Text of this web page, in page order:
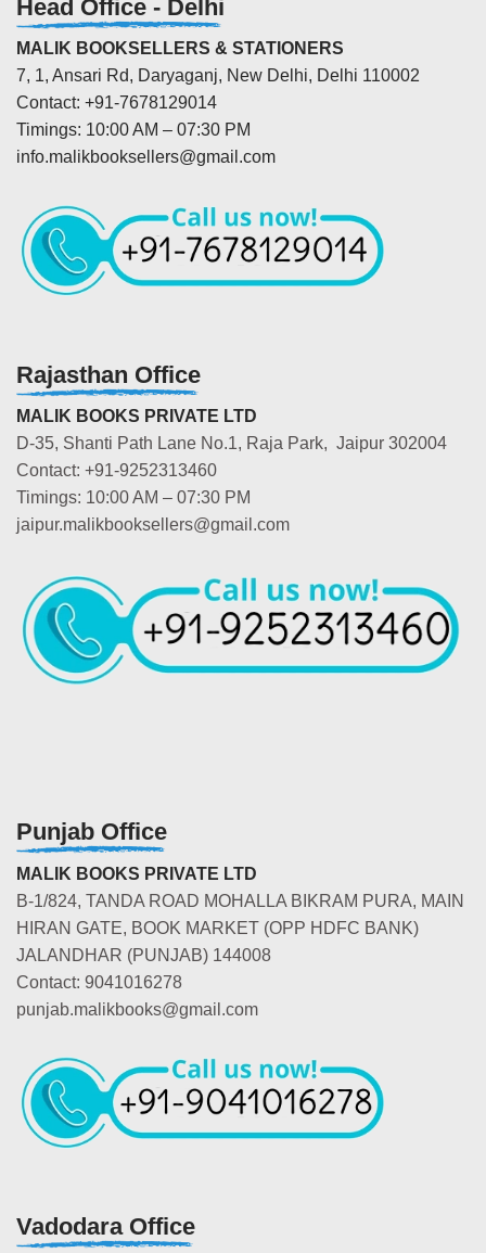
Head Office - Delhi
MALIK BOOKSELLERS & STATIONERS
7, 1, Ansari Rd, Daryaganj, New Delhi, Delhi 110002
Contact: +91-7678129014
Timings: 10:00 AM – 07:30 PM
info.malikbooksellers@gmail.com
Rajasthan Office
MALIK BOOKS PRIVATE LTD
D-35, Shanti Path Lane No.1, Raja Park, Jaipur 302004
Contact: +91-9252313460
Timings: 10:00 AM – 07:30 PM
jaipur.malikbooksellers@gmail.com
Punjab Office
MALIK BOOKS PRIVATE LTD
B-1/824, TANDA ROAD MOHALLA BIKRAM PURA, MAIN
HIRAN GATE, BOOK MARKET (OPP HDFC BANK)
JALANDHAR (PUNJAB) 144008
Contact: 9041016278
punjab.malikbooks@gmail.com
Vadodara Office